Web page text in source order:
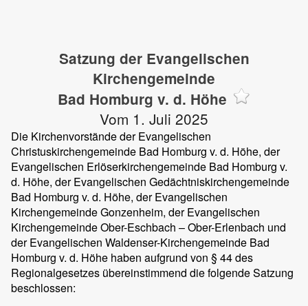
Satzung der Evangelischen
Kirchengemeinde
Bad Homburg v. d. Höhe
Vom 1. Juli 2025
Die Kirchenvorstände der Evangelischen
Christuskirchengemeinde Bad Homburg v. d. Höhe, der
Evangelischen Erlöserkirchengemeinde Bad Homburg v.
d. Höhe, der Evangelischen Gedächtniskirchengemeinde
Bad Homburg v. d. Höhe, der Evangelischen
Kirchengemeinde Gonzenheim, der Evangelischen
Kirchengemeinde Ober-Eschbach – Ober-Erlenbach und
der Evangelischen Waldenser-Kirchengemeinde Bad
Homburg v. d. Höhe haben aufgrund von § 44 des
Regionalgesetzes übereinstimmend die folgende Satzung
beschlossen: